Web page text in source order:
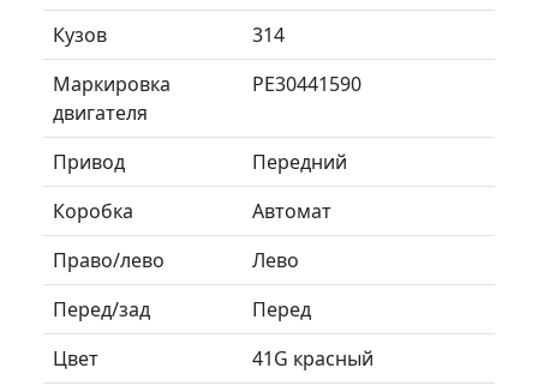
Кузов
314
Маркировка
двигателя
PE30441590
Привод
Передний
Коробка
Автомат
Право/лево
Лево
Перед/зад
Перед
Цвет
41G красный